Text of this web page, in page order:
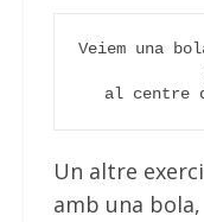
Veiem una
al centre
Un altre
amb una